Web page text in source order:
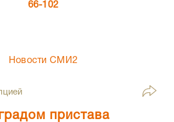
66-102
Новости СМИ2
пристава